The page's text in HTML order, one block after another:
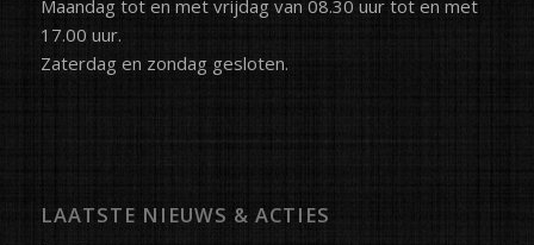
Maandag tot en met vrijdag van 08.30 uur tot en met
17.00 uur.
Zaterdag en zondag gesloten.
LAATSTE NIEUWS & ACTIES